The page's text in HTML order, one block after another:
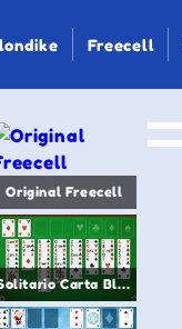
Freecell
Original Freecell
Solitario Carta Blanca